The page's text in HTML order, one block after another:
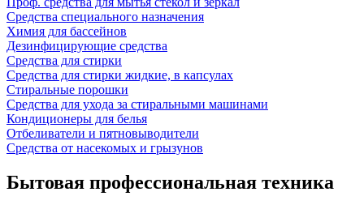
Средства специального назначения
Химия для бассейнов
Дезинфицирующие средства
Средства для стирки
Средства для стирки жидкие, в капсулах
Стиральные порошки
Средства для ухода за стиральными машинами
Кондиционеры для белья
Отбеливатели и пятновыводители
Средства от насекомых и грызунов
Бытовая профессиональная техника